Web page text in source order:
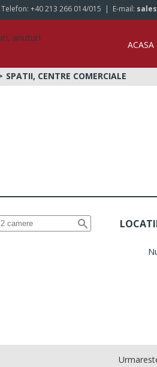
Telefon: +40 213 266 014/015 | E-mail:
ACASA
SPATII, CENTRE COMERCIALE